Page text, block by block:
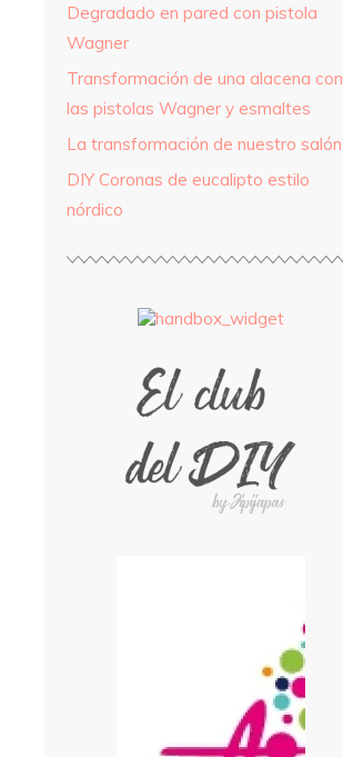
Degradado en pared con pistola
Wagner
Transformación de una alacena con
las pistolas Wagner y esmaltes
La transformación de nuestro salón
DIY Coronas de eucalipto estilo
nórdico